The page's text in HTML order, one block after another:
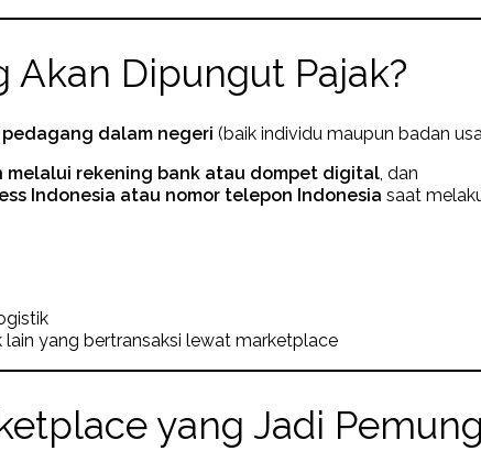
Akan Dipungut Pajak?
pedagang dalam negeri (baik individu maupun badan
melalui rekening bank atau dompet digital, dan
Indonesia atau nomor telepon Indonesia saat
lain yang bertransaksi lewat marketplace
yang Jadi